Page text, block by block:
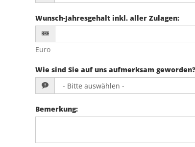
Wunsch-Jahresgehalt inkl. aller Zulagen:
Euro
Wie sind Sie auf uns aufmerksam geworden?
Bemerkung: